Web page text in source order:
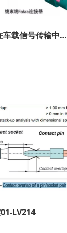
载信号传输中的
LV214